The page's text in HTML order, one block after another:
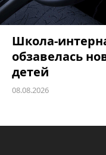
Школа-
обзавелась
детей
08.08.2026